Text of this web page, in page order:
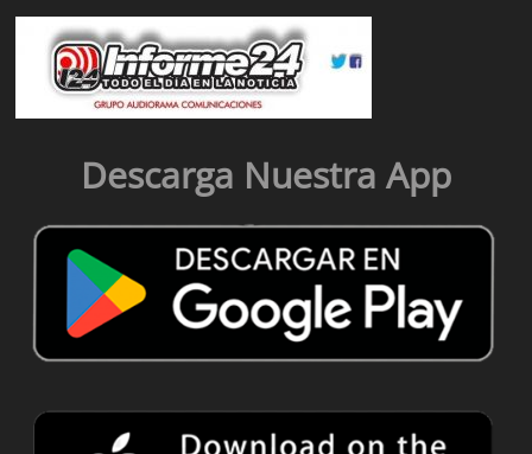
Descarga Nuestra App